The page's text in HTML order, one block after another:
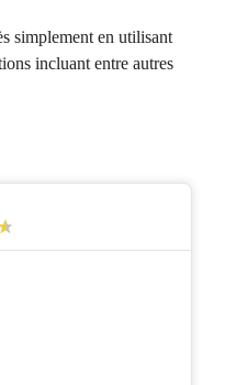
simplement en utilisant
incluant entre autres